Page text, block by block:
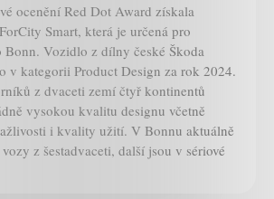
ocenění Red Dot Award získala
Smart, která je určená pro
Bonn. Vozidlo z dílny české Škoda
v kategorii Product Design za rok 2024.
z dvaceti zemí čtyř kontinentů
vysokou kvalitu designu včetně
i kvality užití. V Bonnu aktuálně
z šestadvaceti, další jsou v sériové